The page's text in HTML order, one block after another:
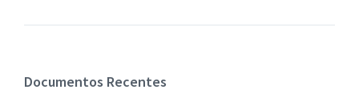
Documentos Recentes